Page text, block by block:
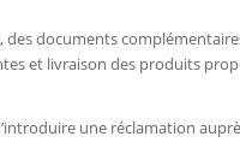
des documents
et livraison des produits
une réclamation